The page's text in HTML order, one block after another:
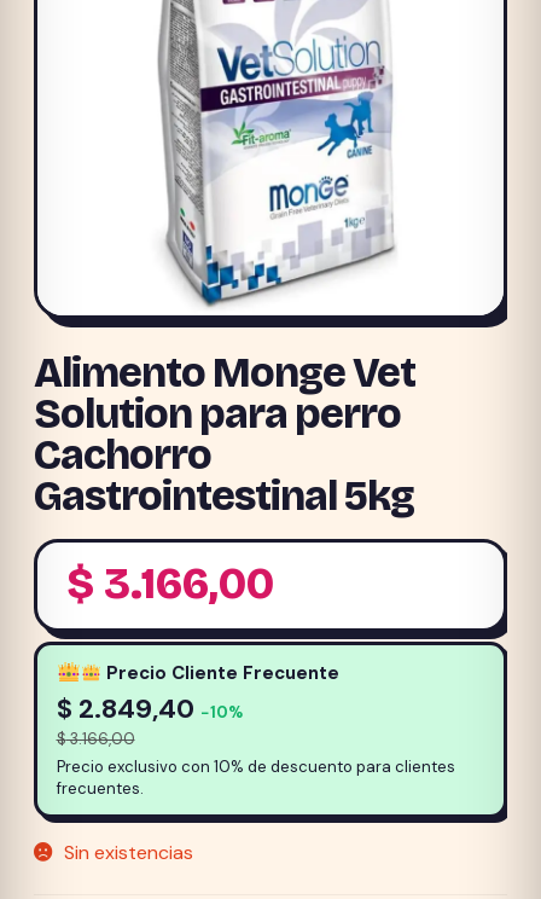
Alimento Monge Vet
Solution para perro
Cachorro
Gastrointestinal 5kg
$ 3.166,00
Precio Cliente Frecuente
$ 2.849,40 −10%
$3.166,00
Precio exclusivo con 10% de descuento para clientes
frecuentes.
Sin existencias